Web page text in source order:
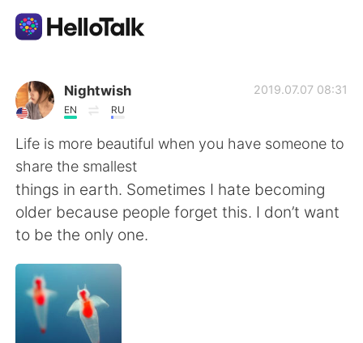
แอปแลกเปลี่ยนทางภาษา
AI Grammar Checker
ไทย
English
繁體中文
العربية
Nightwish
EN RU
2019.07.07 08:31
Life is more beautiful when you have someone to
share the smallest
things in earth. Sometimes I hate becoming
older because people forget this. I don’t want
to be the only one.